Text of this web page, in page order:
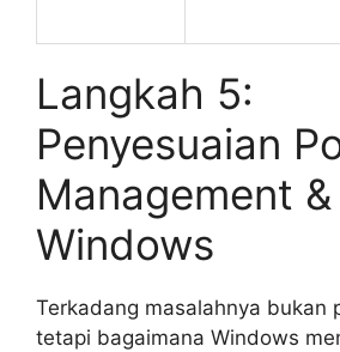
Langkah 5:
Penyesuaian
Management &
Windows
Terkadang masalahnya bukan
tetapi bagaimana Windows